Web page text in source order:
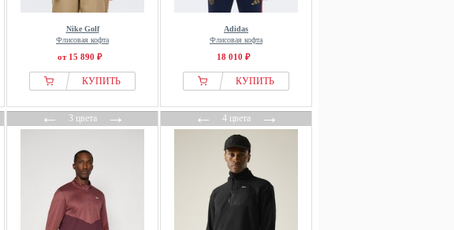
Nike Golf
Флисовая кофта
от 15 890 ₽
КУПИТЬ
Adidas
Флисовая кофта
18 010 ₽
КУПИТЬ
←3 цвета→ ←4 цвета→